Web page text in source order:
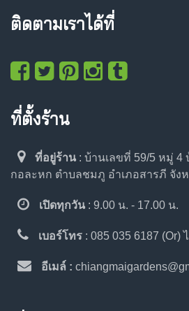
ติดตามเราได้ที่
ที่ตั้งร้าน
ที่อยู่ร้าน : บ้านเลขที่ 59/5 หมู่
กอละหก ตำบลชมภู อำเภอสารภี จัง
เปิดทุกวัน : 9.00 น. - 17.00 น.
เบอร์โทร : 085 035 6187 (Or)
อีเมล์ :